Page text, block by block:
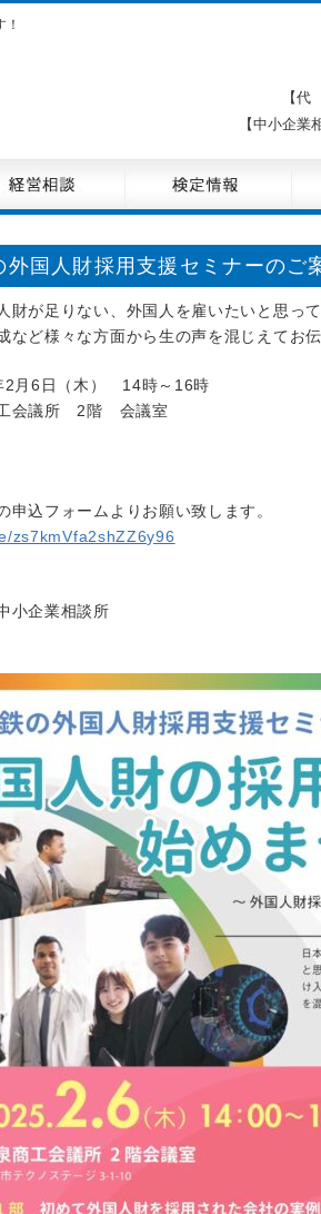
【
【中小企業
外国人財採用支援セミナーのご
財が足りない、外国人を雇いたいと思っ
など様々な方面から生の声を混じえてお伝
2月6日（木） 14時～16時
工会議所 2階 会議室
申込フォームよりお願い致します。
zs7kmVfa2shZZ6y96
小企業相談所